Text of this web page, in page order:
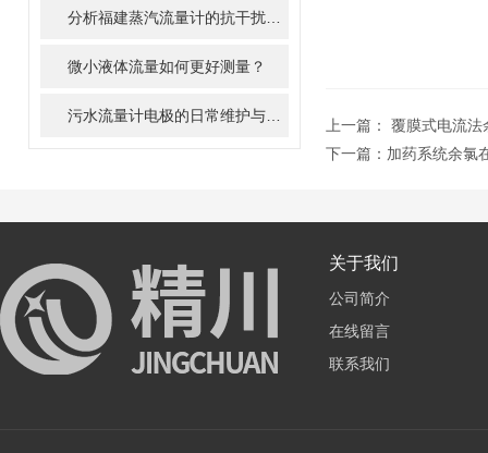
微小液体流量如何更好测量？
上一篇： 覆膜式电流法
下一篇： 加药系统余氯
关于我们
公司简介
在线留言
联系我们